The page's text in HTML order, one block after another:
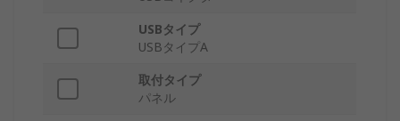
USBタイプ
USBタイプA
取付タイプ
パネル